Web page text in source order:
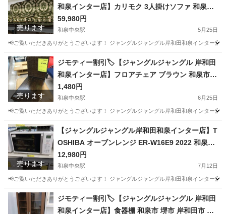
売ります
和泉インター店】カリモク 3人掛けソファ 和泉市
堺市 岸和田市 泉大津市 高石市 泉北郡熊取町
59,980円
和泉中央駅 5月25日
📢ご覧いただきありがとうございます！ ジャングルジャングル岸和田和泉インター
大阪 和泉市 ソファ
売ります
ジモティー割引🏷️【ジャングルジャングル 岸和田
和泉インター店】フロアチェア ブラウン 和泉市
堺市 岸和田市 泉大津市 高石市 泉北郡熊取町
1,480円
和泉中央駅 6月25日
📢ご覧いただきありがとうございます！ ジャングルジャングル岸和田和泉インター
大阪 和泉市 和泉中央駅 椅子
売ります
【ジャングルジャングル岸和田和泉インター店】T
OSHIBA オーブンレンジ ER-W16E9 2022 和泉市
堺市 岸和田市 泉大津市 高石市 泉北郡熊取町
12,980円
和泉中央駅 7月12日
📢ご覧いただきありがとうございます！ ジャングルジャングル岸和田和泉インター
大阪 和泉市 キッチン家電 ジャングル
ジモティー割引🏷️【ジャングルジャングル 岸和田
和泉インター店】食器棚 和泉市 堺市 岸和田市 泉